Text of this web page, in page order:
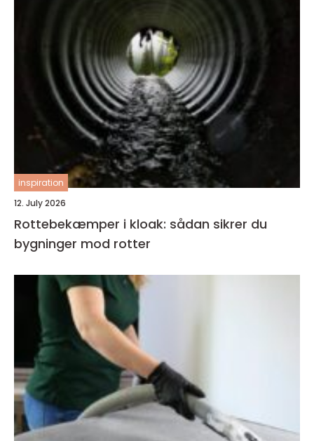
inspiration
12. July 2026
Rottebekæmper i kloak: sådan sikrer du
bygninger mod rotter